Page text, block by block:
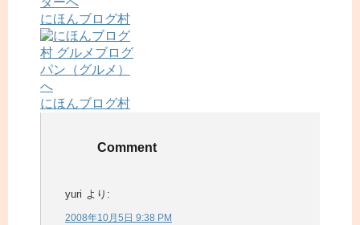
にほんブログ村
にほんブログ村
Comment
yuri より:
2008年10月5日 9:38 PM